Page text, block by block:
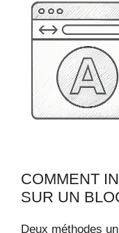
COMMENT
SUR UN
Deux méthodes